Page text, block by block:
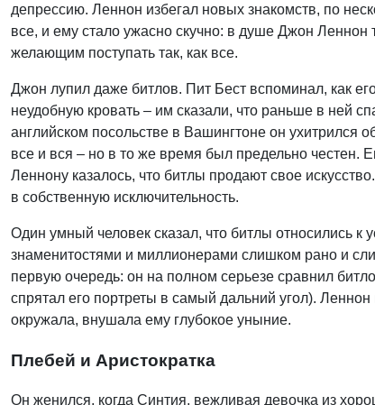
депрессию. Леннон избегал новых знакомств, по
все, и ему стало ужасно скучно: в душе Джон Леннон
желающим поступать так, как все.
Джон лупил даже битлов. Пит Бест вспоминал, как
неудобную кровать – им сказали, что раньше в ней
английском посольстве в Вашингтоне он ухитрился
все и вся – но в то же время был предельно честен.
Леннону казалось, что битлы продают свое
в собственную исключительность.
Один умный человек сказал, что битлы относились к
знаменитостями и миллионерами слишком рано и
первую очередь: он на полном серьезе сравнил
спрятал его портреты в самый дальний угол).
окружала, внушала ему глубокое уныние.
Плебей и Аристократка
Он женился, когда Синтия, вежливая девочка из